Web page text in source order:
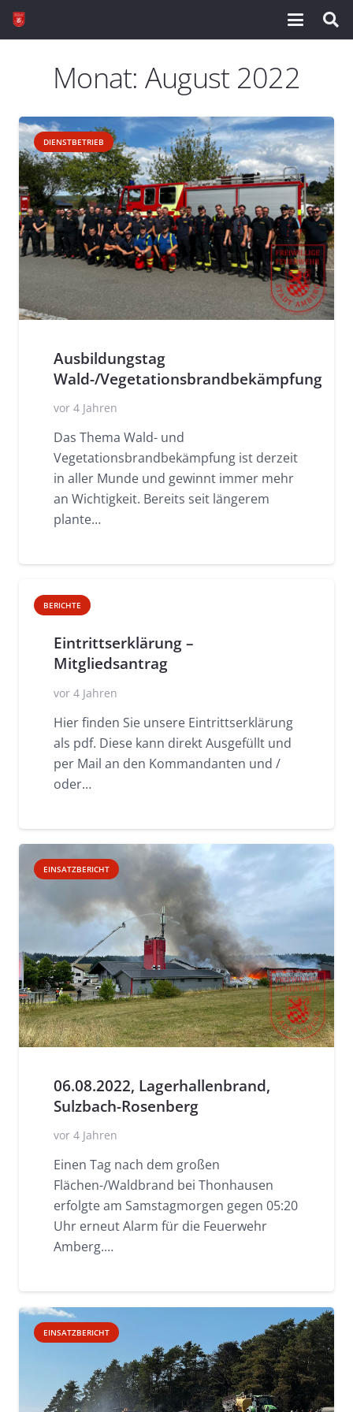
Monat: August 2022
DIENSTBETRIEB
Ausbildungstag
Wald-/Vegetationsbrandbekämpfung
vor 4 Jahren
Das Thema Wald- und
Vegetationsbrandbekämpfung ist derzeit
in aller Munde und gewinnt immer mehr
an Wichtigkeit. Bereits seit längerem
plante…
BERICHTE
Eintrittserklärung –
Mitgliedsantrag
vor 4 Jahren
Hier finden Sie unsere Eintrittserklärung
als pdf. Diese kann direkt Ausgefüllt und
per Mail an den Kommandanten und /
oder…
EINSATZBERICHT
06.08.2022, Lagerhallenbrand,
Sulzbach-Rosenberg
vor 4 Jahren
Einen Tag nach dem großen
Flächen-/Waldbrand bei Thonhausen
erfolgte am Samstagmorgen gegen 05:20
Uhr erneut Alarm für die Feuerwehr
Amberg.…
EINSATZBERICHT